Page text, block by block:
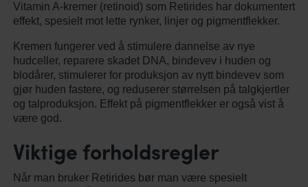
Vitamin A-kremer (retinoid) som Retirides har dokumentert
effekt, spesielt mot lette rynker, linjer og pigmentflekker.
Kremen fungerer ved å stimulere dannelse av nye
hudceller, reparere skadet DNA, bindevev i huden og
blodårer, stimulerer for produksjon av nytt bindevev som
gjør huden fastere, og reduserer størrelsen på talgkjertler
og talproduksjon. Effekt på pigmentflekker er også vist å
være god.
Viktige forholdsregler
Når man bruker Retirides bør man være spesielt